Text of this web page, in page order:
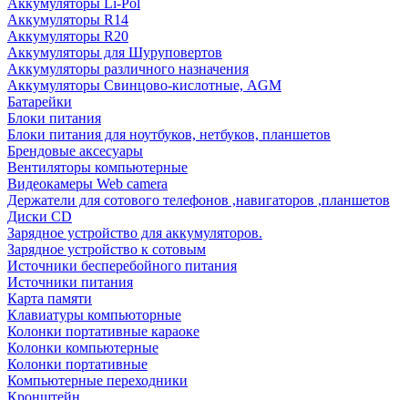
Аккумуляторы Li-Pol
Аккумуляторы R14
Аккумуляторы R20
Аккумуляторы для Шуруповертов
Аккумуляторы различного назначения
Аккумуляторы Свинцово-кислотные, AGM
Батарейки
Блоки питания
Блоки питания для ноутбуков, нетбуков, планшетов
Брендовые аксесуары
Вентиляторы компьютерные
Видеокамеры Web camera
Держатели для сотового телефонов ,навигаторов ,планшетов
Диски CD
Зарядное устройство для аккумуляторов.
Зарядное устройство к сотовым
Источники бесперебойного питания
Источники питания
Карта памяти
Клавиатуры компьюторные
Колонки портативные караоке
Колонки компьютерные
Колонки портативные
Компьютерные переходники
Кронштейн